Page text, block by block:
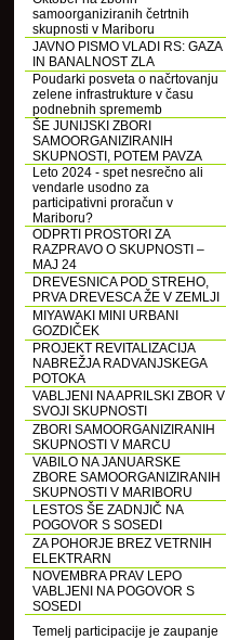
samoorganiziranih četrtnih
skupnosti v Mariboru
JAVNO PISMO VLADI RS: GAZA
IN BANALNOST ZLA
Poudarki posveta o načrtovanju
zelene infrastrukture v času
podnebnih sprememb
ŠE JUNIJSKI ZBORI
SAMOORGANIZIRANIH
SKUPNOSTI, POTEM PAVZA
Leto 2024 - spet nesrečno ali
vendarle usodno za
participativni proračun v
Mariboru?
ODPRTI PROSTORI ZA
RAZPRAVO O SKUPNOSTI –
MAJ 24
DREVESNICA POD STREHO,
PRVA DREVESCA ŽE V ZEMLJI
MIYAWAKI MINI URBANI
GOZDIČEK
PROJEKT REVITALIZACIJA
NABREŽJA RADVANJSKEGA
POTOKA
VABLJENI NA APRILSKI ZBOR V
SVOJI SKUPNOSTI
ZBORI SAMOORGANIZIRANIH
SKUPNOSTI V MARCU
VABILO NA JANUARSKE
ZBORE SAMOORGANIZIRANIH
SKUPNOSTI V MARIBORU
LESTOS ŠE ZADNJIČ NA
POGOVOR S SOSEDI
ZA POHORJE BREZ VETRNIH
ELEKTRARN
NOVEMBRA PRAV LEPO
VABLJENI NA POGOVOR S
SOSEDI
Temelj participacije je zaupanje